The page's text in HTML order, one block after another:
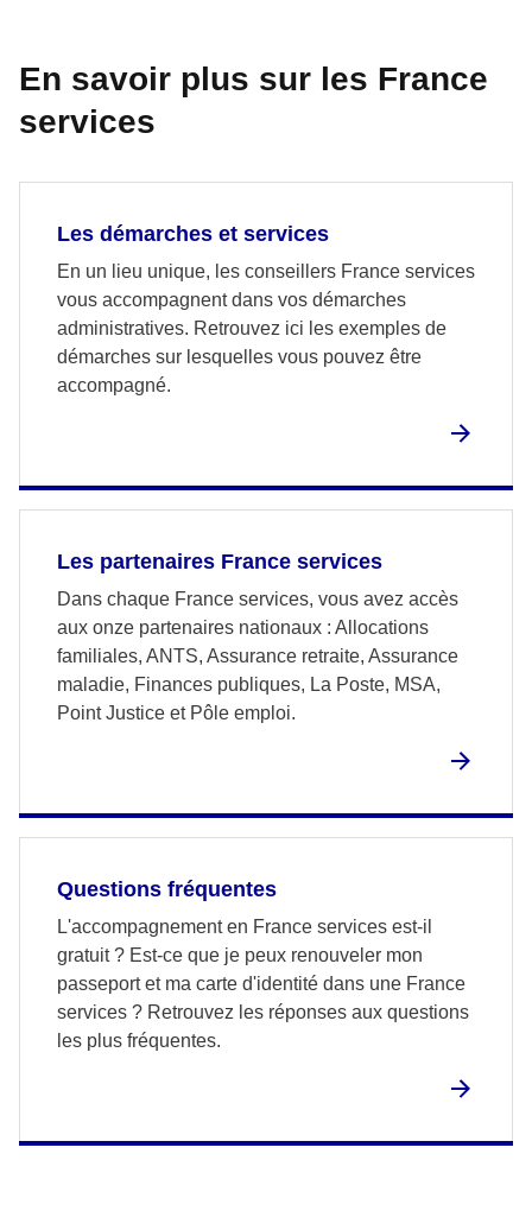
En savoir plus sur les France
services
Les démarches et services
En un lieu unique, les conseillers France services
vous accompagnent dans vos démarches
administratives. Retrouvez ici les exemples de
démarches sur lesquelles vous pouvez être
accompagné.
Les partenaires France services
Dans chaque France services, vous avez accès
aux onze partenaires nationaux : Allocations
familiales, ANTS, Assurance retraite, Assurance
maladie, Finances publiques, La Poste, MSA,
Point Justice et Pôle emploi.
Questions fréquentes
L'accompagnement en France services est-il
gratuit ? Est-ce que je peux renouveler mon
passeport et ma carte d'identité dans une France
services ? Retrouvez les réponses aux questions
les plus fréquentes.